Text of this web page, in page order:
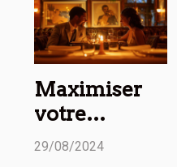
Maximiser
votre
expérience
29/08/2024